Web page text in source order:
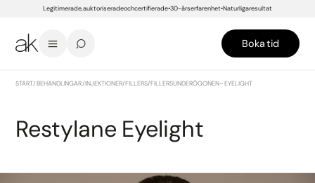
Legitimerade, auktoriserade och certifierade 30-års erfarenhet Naturliga resultat
Boka tid
START/BEHANDLINGAR/INJEKTIONER/FILLERS/FILLERS UNDER ÖGONEN – EYELIGHT
Restylane Eyelight